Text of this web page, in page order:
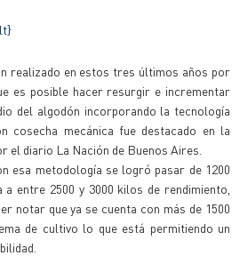
realizado en estos tres últimos años por
es posible hacer resurgir e incrementar
del algodón incorporando la tecnología
cosecha mecánica fue destacado en la
el diario La Nación de Buenos Aires.
esa metodología se logró pasar de 1200
entre 2500 y 3000 kilos de rendimiento,
notar que ya se cuenta con más de 1500
de cultivo lo que está permitiendo un